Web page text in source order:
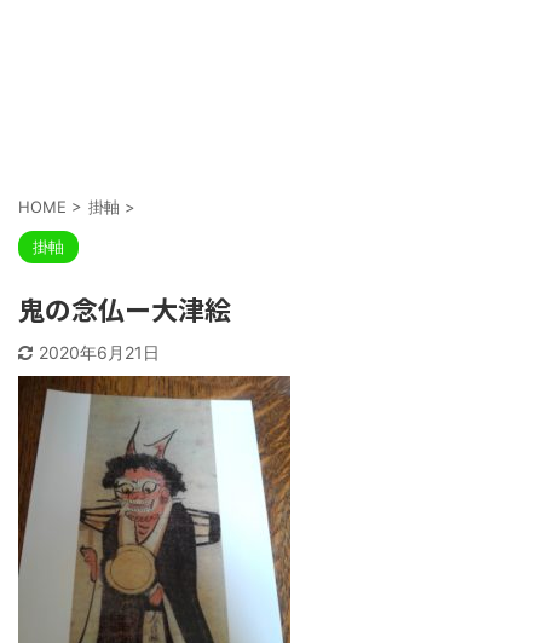
HOME > 掛軸 >
掛軸
鬼の念仏ー大津絵
2020年6月21日